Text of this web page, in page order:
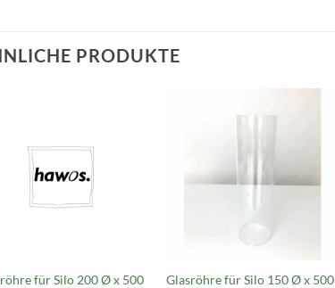
PRODUKTE
für Silo 200 Ø x 500
Glasröhre für Silo 150 Ø x 500